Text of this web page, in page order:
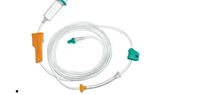
Catálogo de Produtos
Encontre o produto que está procurando. ​Visite o catálogo de
produtos da B. Braun ​com nosso portfólio completo.
Innovation Hub
Vamos impulsionar a inovação em ​tecnologia médica juntos. ​
Saiba mais sobre nosso centro de ​inovação global e apresente
sua ideia.